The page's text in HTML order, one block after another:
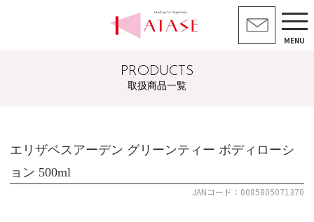
MENU
PRODUCTS
取扱商品一覧
エリザベスアーデン グリーンティー ボディローシ
ョン 500ml
JANコード：0085805071370